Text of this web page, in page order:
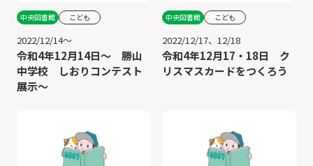
中央図書館 こども
2022/12/14～
令和4年12月14日～ 勝山
中学校 しおりコンテスト
展示～
中央図書館 こども
2022/12/17、12/18
令和4年12月17・18日 ク
リスマスカードをつくろう